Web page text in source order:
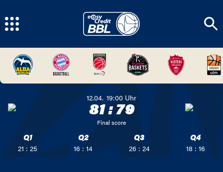
12.04. 19:00 Uhr
81:79
Final score
Q1
21 : 25
Q2
16 : 14
Q3
26 : 24
Q4
18 : 16